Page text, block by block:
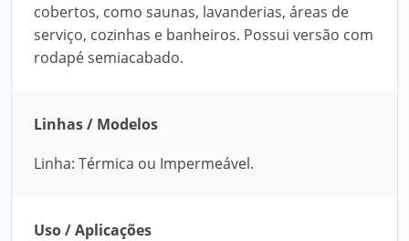
cobertos, como saunas, lavanderias, áreas de
serviço, cozinhas e banheiros. Possui versão com
rodapé semiacabado.
Linhas / Modelos
Linha: Térmica ou Impermeável.
Uso / Aplicações